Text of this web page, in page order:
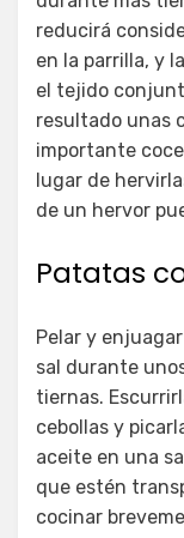
reducirá
en la parrilla, y
el tejido
resultado unas
importante
lugar de
de un hervor
Patatas
Pelar y
sal durante
tiernas.
cebollas y
aceite en una
que estén
cocinar